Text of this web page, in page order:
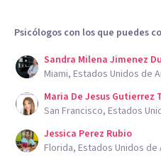
Psicólogos con los que puedes
Sandra Milena Jimenez
Miami, Estados Unidos de
Maria De Jesus Gutierrez
San Francisco, Estados
Jessica Perez Rubio
Florida, Estados Unidos de